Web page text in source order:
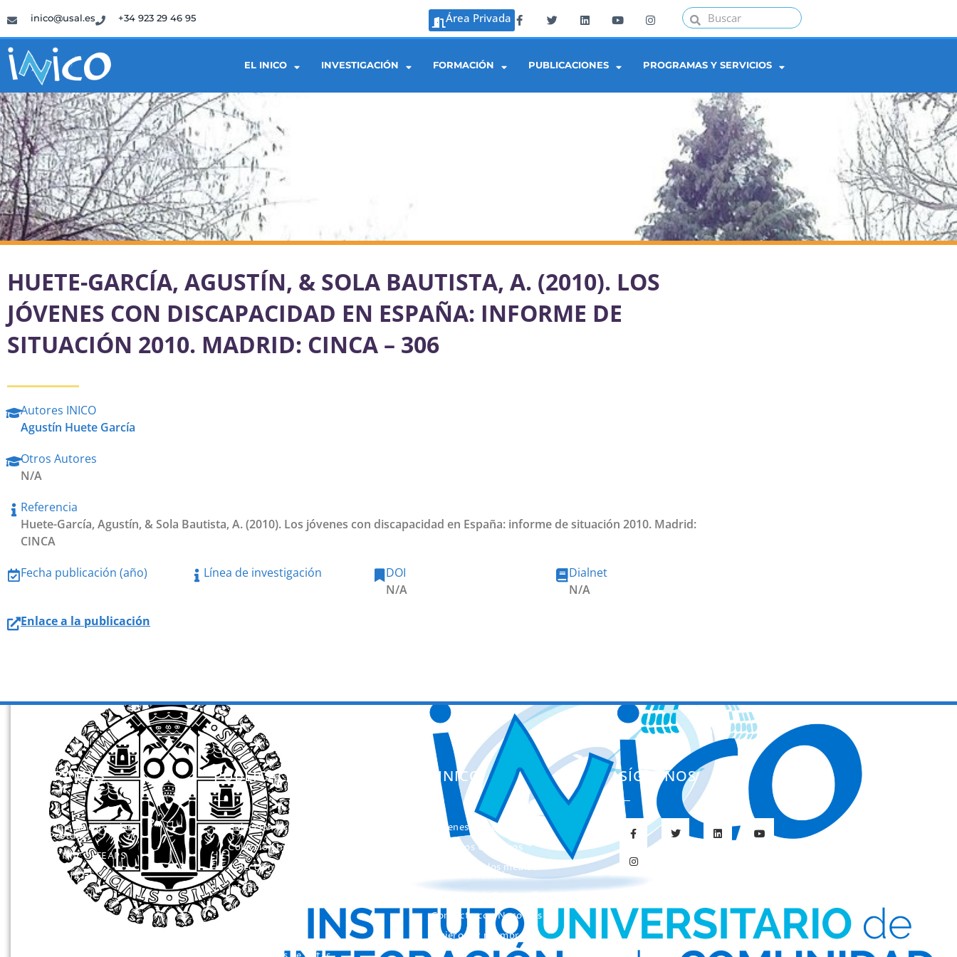
inico@usal.es +34 923 29 46 95 Área Privada
EL INICO INVESTIGACIÓN FORMACIÓN PUBLICACIONES PROGRAMAS Y SERVICIOS
HUETE-GARCÍA, AGUSTÍN, & SOLA BAUTISTA, A. (2010). LOS
JÓVENES CON DISCAPACIDAD EN ESPAÑA: INFORME DE
SITUACIÓN 2010. MADRID: CINCA – 306
Autores INICO
Agustín Huete García
Otros Autores
N/A
Referencia
Huete-García, Agustín, & Sola Bautista, A. (2010). Los jóvenes con discapacidad en España: informe de situación 2010. Madrid:
CINCA
Fecha publicación (año)
Línea de investigación
DOI
N/A
Dialnet
N/A
Enlace a la publicación
PROGRAMAS
Programa de estancias
Doc/Postdoc
Máster INICO-FEAPS
Máster Oficial
Máster On Line
PUBLICACIONES
Colección Actas
Colección Investigación
Colección Herramientas
Integra
Manuales
EL INICO
Quienes somos
Nuestros Objetivos
El INICO en los medios
de Comunicación
Contacta con Nosotros
Quiero ser miembro de
SÍGUENOS